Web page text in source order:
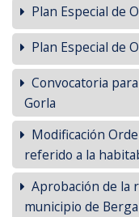
Plan Especial de
Plan Especial de
Convocatoria
Gorla
Modificación
referido a la
Aprobación de la
municipio de